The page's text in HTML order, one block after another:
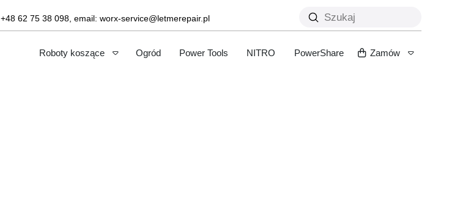
+48 62 75 38 098, email: worx-service@letmerepair.pl
Search
Submit
Roboty koszące Ogród Power Tools NITRO PowerShare Zamów